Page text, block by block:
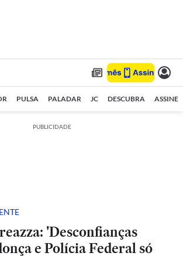
PULSA PALADAR JC DESCUBRA ASSINE
PUBLICIDADE
'Desconfianças
e Polícia Federal só